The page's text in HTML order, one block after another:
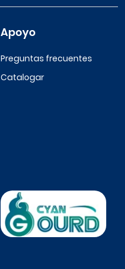
Apoyo
Preguntas frecuentes
Catalogar